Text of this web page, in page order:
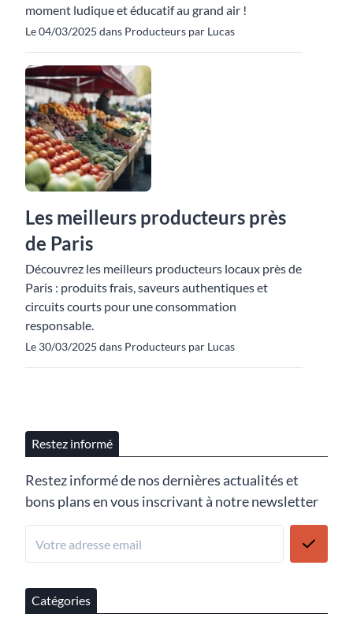
moment ludique et éducatif au grand air !
Le 04/03/2025 dans Producteurs par Lucas
Les meilleurs producteurs près
de Paris
Découvrez les meilleurs producteurs locaux près de
Paris : produits frais, saveurs authentiques et
circuits courts pour une consommation
responsable.
Le 30/03/2025 dans Producteurs par Lucas
Restez informé
Restez informé de nos dernières actualités et
bons plans en vous inscrivant à notre newsletter
Catégories